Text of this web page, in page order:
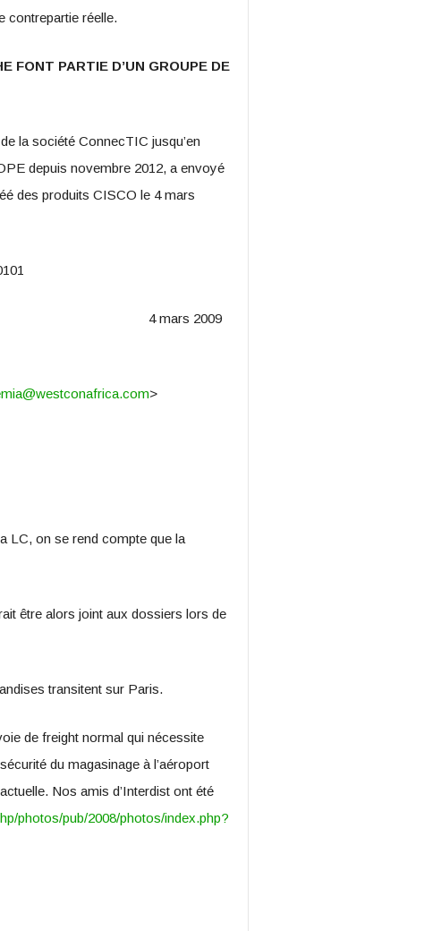
contrepartie réelle.
FONT PARTIE D’UN GROUPE DE
la société ConnecTIC jusqu’en
depuis novembre 2012, a envoyé
des produits CISCO le 4 mars
4 mars 2009
>
LC, on se rend compte que la
être alors joint aux dossiers lors de
transitent sur Paris.
de freight normal qui nécessite
du magasinage à l’aéroport
Nos amis d’Interdist ont été
photos/pub/2008/photos/index.php?